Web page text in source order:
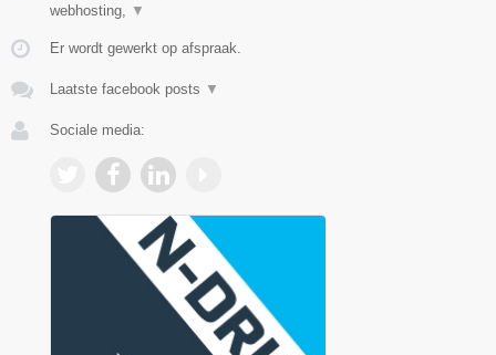
webhosting,
▼
Er wordt gewerkt op afspraak.
Laatste facebook posts ▼
Sociale media: